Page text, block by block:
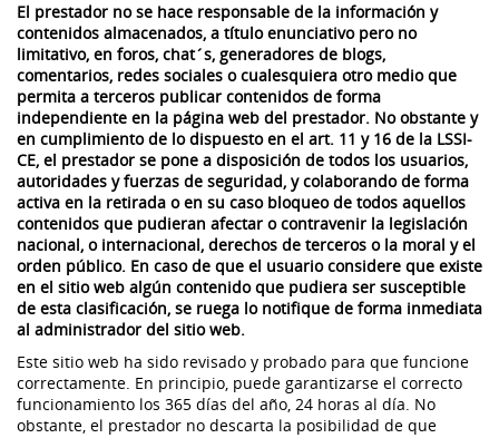
El prestador no se hace responsable de la información y
contenidos almacenados, a título enunciativo pero no
limitativo, en foros, chat´s, generadores de blogs,
comentarios, redes sociales o cualesquiera otro medio que
permita a terceros publicar contenidos de forma
independiente en la página web del prestador. No obstante y
en cumplimiento de lo dispuesto en el art. 11 y 16 de la LSSI-
CE, el prestador se pone a disposición de todos los usuarios,
autoridades y fuerzas de seguridad, y colaborando de forma
activa en la retirada o en su caso bloqueo de todos aquellos
contenidos que pudieran afectar o contravenir la legislación
nacional, o internacional, derechos de terceros o la moral y el
orden público. En caso de que el usuario considere que existe
en el sitio web algún contenido que pudiera ser susceptible
de esta clasificación, se ruega lo notifique de forma inmediata
al administrador del sitio web.
Este sitio web ha sido revisado y probado para que funcione
correctamente. En principio, puede garantizarse el correcto
funcionamiento los 365 días del año, 24 horas al día. No
obstante, el prestador no descarta la posibilidad de que